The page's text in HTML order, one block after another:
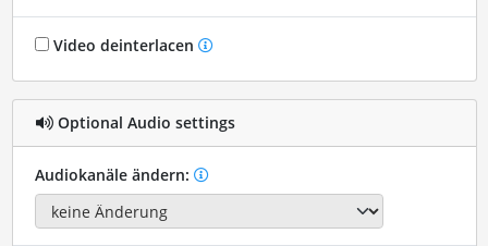
Video deinterlacen
Optional Audio settings
Audiokanäle ändern: